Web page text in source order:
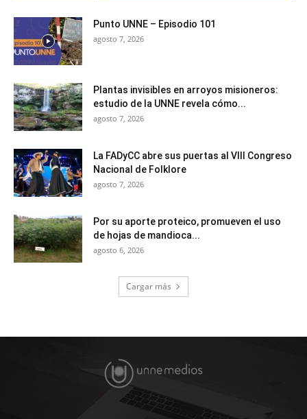
Punto UNNE – Episodio 101
agosto 7, 2026
Plantas invisibles en arroyos misioneros:
estudio de la UNNE revela cómo...
agosto 7, 2026
La FADyCC abre sus puertas al VIII Congreso
Nacional de Folklore
agosto 7, 2026
Por su aporte proteico, promueven el uso
de hojas de mandioca...
agosto 6, 2026
Cargar más